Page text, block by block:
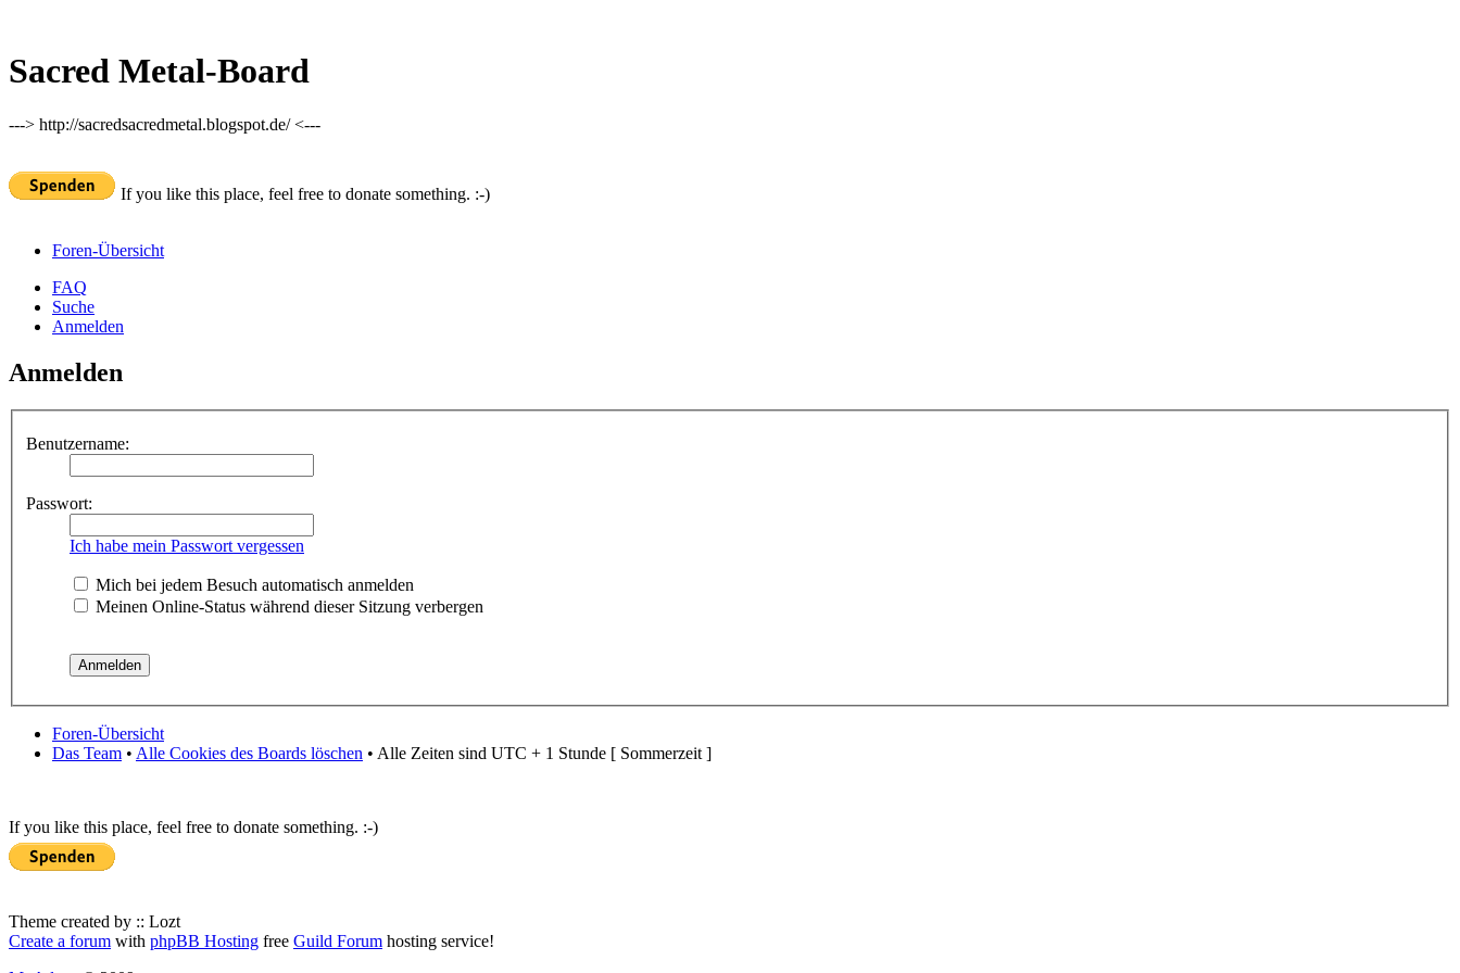
Sacred Metal-Board
---> http://sacredsacredmetal.blogspot.de/ <---
If you like this place, feel free to donate something. :-)
Foren-Übersicht
FAQ
Suche
Anmelden
Anmelden
Benutzername:
Passwort:
Ich habe mein Passwort vergessen
Mich bei jedem Besuch automatisch anmelden
Meinen Online-Status während dieser Sitzung verbergen
Foren-Übersicht
Das Team • Alle Cookies des Boards löschen • Alle Zeiten sind UTC + 1 Stunde [ Sommerzeit ]
If you like this place, feel free to donate something. :-)
Theme created by :: Lozt
Create a forum with phpBB Hosting free Guild Forum hosting service!